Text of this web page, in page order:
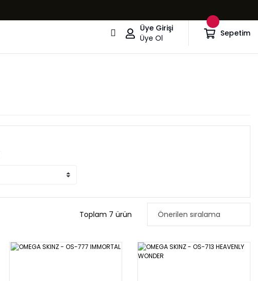
Üye Girişi
Üye Ol
Sepetim
Toplam 7 ürün